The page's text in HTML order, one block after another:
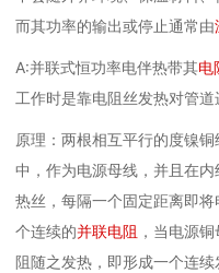
而其功率的输出或停止通常由
A:并联式恒功率电伴热带其电
工作时是靠电阻丝发热对管道
原理：两根相互平行的度镍
中，作为电源母线，并且在
热丝，每隔一个固定距离即
个连续的并联电阻 ，当电源
阻随之发热，即形成一个连续